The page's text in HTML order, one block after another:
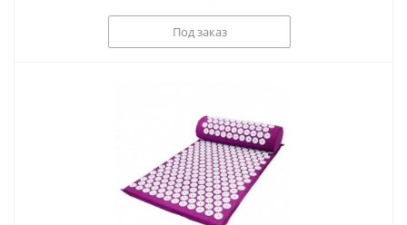
Под заказ